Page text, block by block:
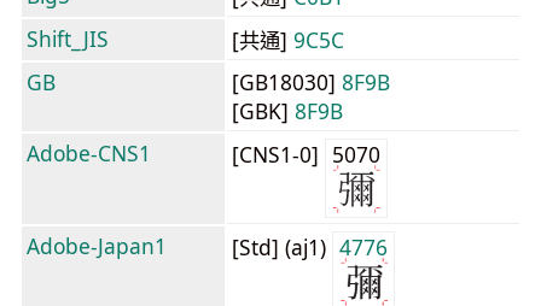
Shift_JIS
[共通] 9C5C
GB
[GB18030] 8F9B
[GBK] 8F9B
Adobe-CNS1
[CNS1-0] 5070
Adobe-Japan1 [Std] (aj1) 4776